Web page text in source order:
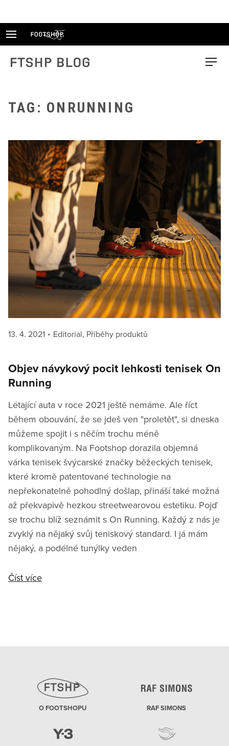
FTSHP blog Menu
TAG: ONRUNNING
Posted
13. 4. 2021 Categories
Editorial, Příběhy produktů
Objev návykový pocit lehkosti tenisek On
Running
Létající auta v roce 2021 ještě nemáme. Ale říct
během obouvání, že se jdeš ven "proletět", si dneska
můžeme spojit i s něčím trochu méně
komplikovaným. Na Footshop dorazila objemná
várka tenisek švýcarské značky běžeckých tenisek,
které kromě patentované technologie na
nepřekonatelně pohodlný došlap, přináší také možná
až překvapivě hezkou streetwearovou estetiku. Pojď
se trochu blíž seznámit s On Running. Každý z nás je
zvyklý na nějaký svůj teniskový standard. I já mám
nějaký, a podélné tunýlky veden
Číst více
O FOOTSHOPU RAF SIMONS